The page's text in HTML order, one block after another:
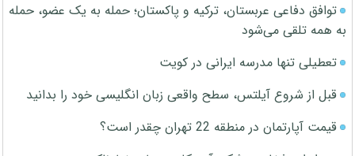
توافق دفاعی عربستان، ترکیه و پاکستان؛ حمله به یک عضو، حمله
به همه تلقی می‌شود
تعطیلی تنها مدرسه ایرانی در کویت
قبل از شروع آیلتس، سطح واقعی زبان انگلیسی خود را بدانید
قیمت آپارتمان در منطقه 22 تهران چقدر است؟